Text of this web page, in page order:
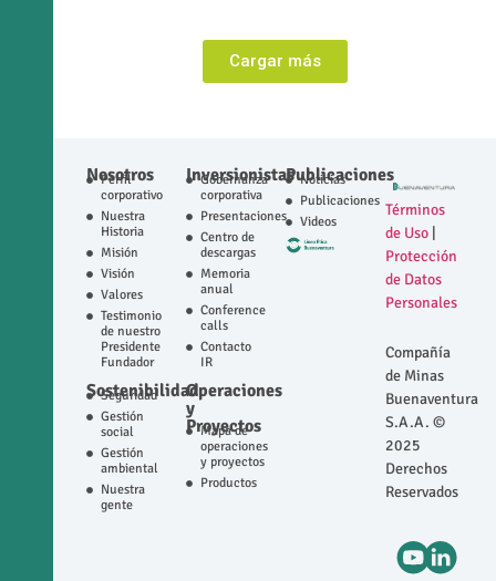
Cargar más
Nosotros
Perfil
corporativo
Nuestra
Historia
Misión
Visión
Valores
Testimonio
de nuestro
Presidente
Fundador
Sostenibilidad
Seguridad
Gestión
social
Gestión
ambiental
Nuestra
gente
Inversionistas
Gobernanza
corporativa
Presentaciones
Centro de
descargas
Memoria
anual
Conference
calls
Contacto
IR
Operaciones
y
Proyectos
Mapa de
operaciones
y proyectos
Productos
Publicaciones
Noticias
Publicaciones
Videos
Términos
de Uso
Protección
de Datos
Personales
Compañía
de Minas
Buenaventura
S.A.A. ©
2025
Derechos
Reservados